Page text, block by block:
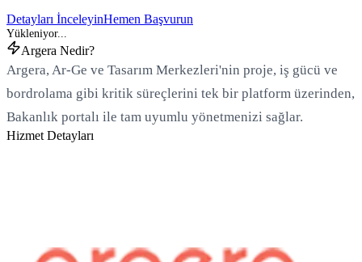
Detayları İnceleyinHemen Başvurun
Argera Nedir?
Argera, Ar-Ge ve Tasarım Merkezleri'nin proje, iş gücü ve
bordrolama gibi kritik süreçlerini tek bir platform üzerinden,
Bakanlık portalı ile tam uyumlu yönetmenizi sağlar.
Hizmet Detayları